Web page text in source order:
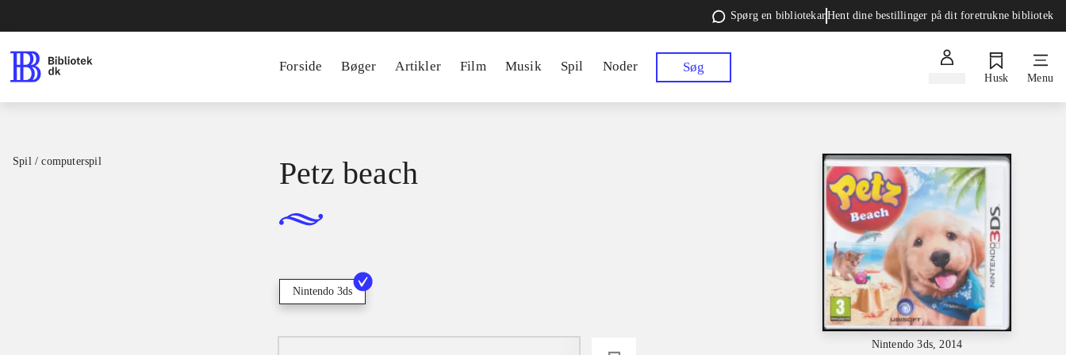
Spørg en bibliotekarHent dine bestillinger på dit foretrukne bibliotek
Forside Bøger Artikler Film Musik Spil Noder Søg
Husk Menu
Spil / computerspil
Nintendo 3ds, 2014
Petz beach
Nintendo 3ds